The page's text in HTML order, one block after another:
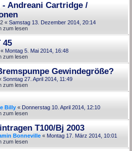
- Andreani Cartridge /
« Samstag 13. Dezember 2014, 20:14
zum lesen
45
« Montag 5. Mai 2014, 16:48
zum lesen
Gewindegröße?
Sonntag 27. April 2014, 11:49
zum lesen
Billy « Donnerstag 10. April 2014, 12:10
zum lesen
T100/Bj 2003
Bonneville « Montag 17. März 2014, 10:01
zum lesen